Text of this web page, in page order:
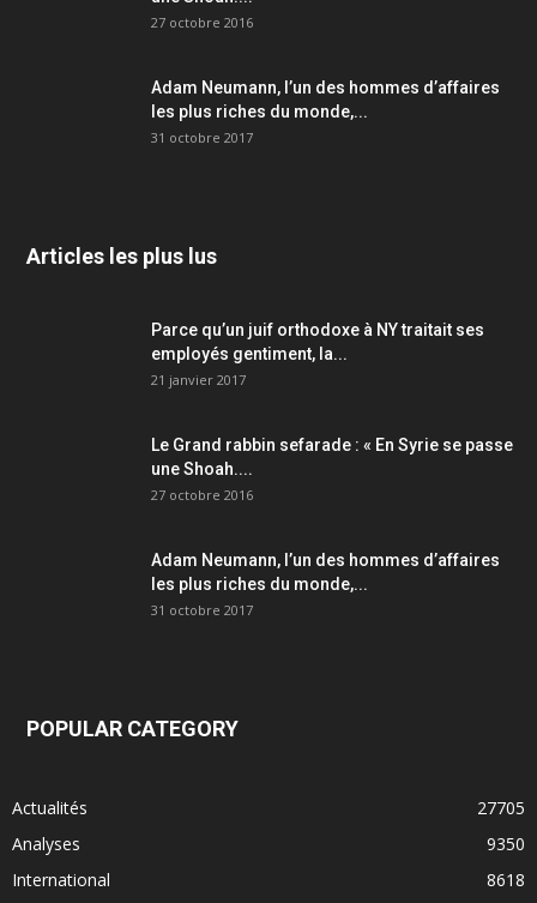
27 octobre 2016
Adam Neumann, l’un des hommes d’affaires
les plus riches du monde,...
31 octobre 2017
Articles les plus lus
Parce qu’un juif orthodoxe à NY traitait ses
employés gentiment, la...
21 janvier 2017
Le Grand rabbin sefarade : « En Syrie se passe
une Shoah....
27 octobre 2016
Adam Neumann, l’un des hommes d’affaires
les plus riches du monde,...
31 octobre 2017
POPULAR CATEGORY
Actualités
27705
Analyses
9350
International
8618